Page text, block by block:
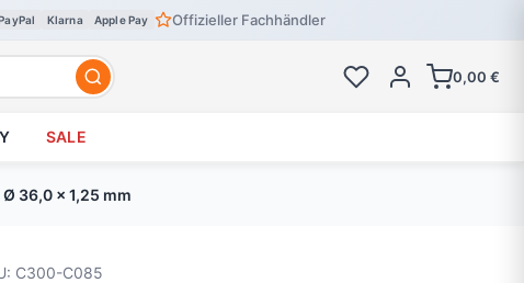
Klarna Apple Pay Offizieller Fachhändler
0,00 €
SALE
36,0 x 1,25 mm
C300-C085